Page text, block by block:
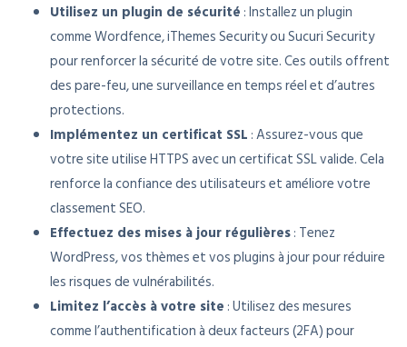
Utilisez un plugin de sécurité : Installez un plugin
comme Wordfence, iThemes Security ou Sucuri Security
pour renforcer la sécurité de votre site. Ces outils offrent
des pare-feu, une surveillance en temps réel et d’autres
protections.
Implémentez un certificat SSL : Assurez-vous que
votre site utilise HTTPS avec un certificat SSL valide. Cela
renforce la confiance des utilisateurs et améliore votre
classement SEO.
Effectuez des mises à jour régulières: Tenez
WordPress, vos thèmes et vos plugins à jour pour réduire
les risques de vulnérabilités.
Limitez l’accès à votre site : Utilisez des mesures
comme l’authentification à deux facteurs (2FA) pour